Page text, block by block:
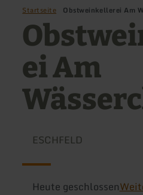
Startseite Obstweinkellerei Am
ei Am
ESCHFELD
Heute geschlossen